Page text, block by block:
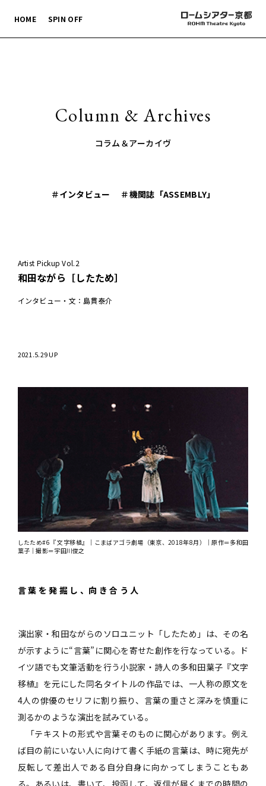
HOME SPIN OFF
Column & Archives
コラム＆アーカイヴ
＃インタビュー ＃機関誌「ASSEMBLY」
Artist Pickup Vol.2
和田ながら［したため］
インタビュー・文：島貫泰介
2021.5.29 UP
したため#6『 文字移植』｜こまばアゴラ劇場（東京、2018年8月）｜原作＝多和田
葉子｜撮影＝宇田川俊之
言 葉 を 発 掘 し 、向 き 合 う 人
演出家・和田ながらのソロユニット「したため」は、その名
が示すように“言葉”に関心を寄せた創作を行なっている。ド
イツ語でも文筆活動を行う小説家・詩人の多和田葉子『文字
移植』を元にした同名タイトルの作品では、一人称の原文を
4人の俳優のセリフに割り振り、言葉の重さと深みを慎重に
測るかのような演出を試みている。
「テキストの形式や言葉そのものに関心があります。例え
ば目の前にいない人に向けて書く手紙の言葉は、時に宛先が
反転して差出人である自分自身に向かってしまうこともあ
る。あるいは、書いて、投函して、返信が届くまでの時間の